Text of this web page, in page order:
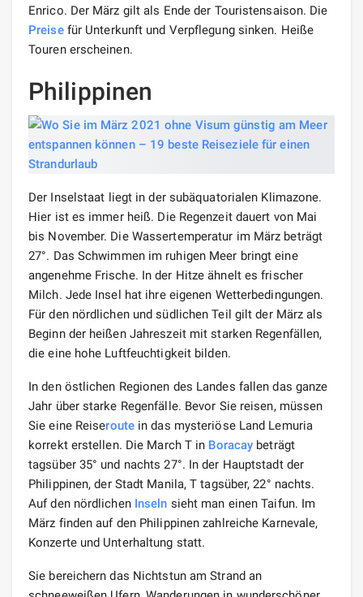
Enrico. Der März gilt als Ende der Touristensaison. Die
Preisefür Unterkunft und Verpflegung sinken. Heiße
Touren erscheinen.
Philippinen
Der Inselstaat liegt in der subäquatorialen Klimazone.
Hier ist es immer heiß. Die Regenzeit dauert von Mai
bis November. Die Wassertemperatur im März beträgt
27°. Das Schwimmen im ruhigen Meer bringt eine
angenehme Frische. In der Hitze ähnelt es frischer
Milch. Jede Insel hat ihre eigenen Wetterbedingungen.
Für den nördlichen und südlichen Teil gilt der März als
Beginn der heißen Jahreszeit mit starken Regenfällen,
die eine hohe Luftfeuchtigkeit bilden.
In den östlichen Regionen des Landes fallen das ganze
Jahr über starke Regenfälle. Bevor Sie reisen, müssen
Sie eine Reiseroutein das mysteriöse Land Lemuria
korrekt erstellen. Die March T in Boracay beträgt
tagsüber 35° und nachts 27°. In der Hauptstadt der
Philippinen, der Stadt Manila, T tagsüber, 22° nachts.
Auf den nördlichen Inseln sieht man einen Taifun. Im
März finden auf den Philippinen zahlreiche Karnevale,
Konzerte und Unterhaltung statt.
Sie bereichern das Nichtstun am Strand an